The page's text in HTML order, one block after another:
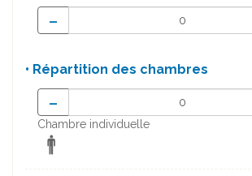
-
• Répartition des chambres
-
Chambre individuelle